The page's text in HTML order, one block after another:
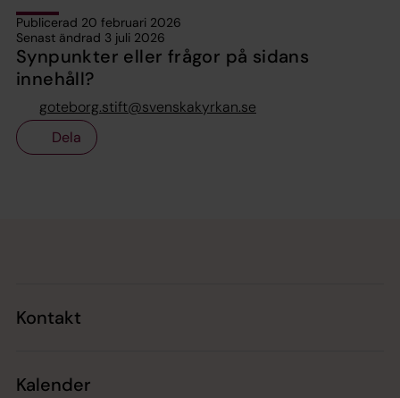
Publicerad 20 februari 2026
Senast ändrad 3 juli 2026
Synpunkter eller frågor på sidans
innehåll?
goteborg.stift@svenskakyrkan.se
Dela
Kontakt
Kalender